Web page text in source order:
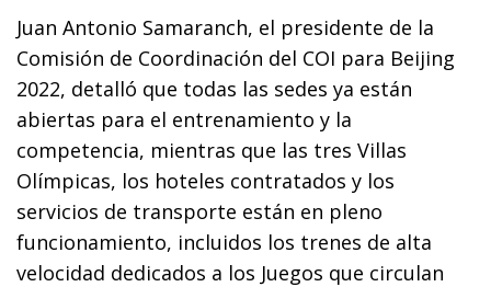
Juan Antonio Samaranch, el presidente de la
Comisión de Coordinación del COI para Beijing
2022, detalló que todas las sedes ya están
abiertas para el entrenamiento y la
competencia, mientras que las tres Villas
Olímpicas, los hoteles contratados y los
servicios de transporte están en pleno
funcionamiento, incluidos los trenes de alta
velocidad dedicados a los Juegos que circulan